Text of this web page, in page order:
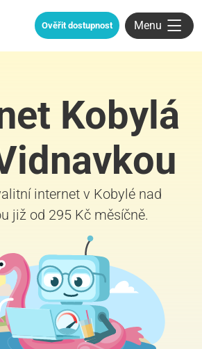
Ověřit dostupnost Menu
Kobylá
internet v Kobylé nad
již od 295 Kč měsíčně.